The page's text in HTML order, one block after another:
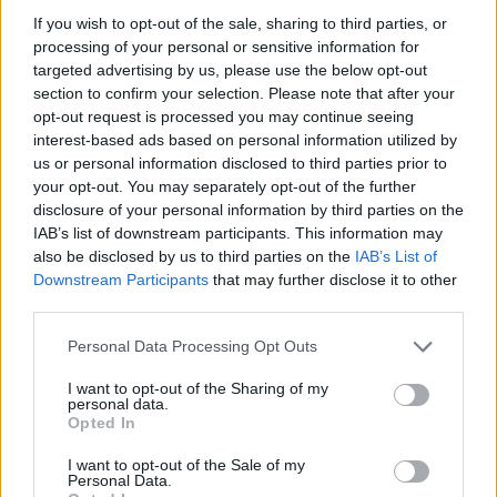
If you wish to opt-out of the sale, sharing to third parties, or
processing of your personal or sensitive information for
targeted advertising by us, please use the below opt-out
section to confirm your selection. Please note that after your
opt-out request is processed you may continue seeing
interest-based ads based on personal information utilized by
us or personal information disclosed to third parties prior to
your opt-out. You may separately opt-out of the further
disclosure of your personal information by third parties on the
IAB’s list of downstream participants. This information may
also be disclosed by us to third parties on the IAB’s List of
Downstream Participants that may further disclose it to other
Personal Data Processing Opt Outs
I want to opt-out of the Sharing of my
personal data.
Opted In
I want to opt-out of the Sale of my
Personal Data.
acomete la obra civil para alumbrado público, baja
tensión y telecomunicaciones. El alumbrado será
renovado en su totalidad, con nueva instalación de
luminarias LED, ganando en eficiencia energética y
calidad de luz.
Las obras, que tienen un período de ejecución de cinco
meses, y fueron adjudicadas a la empresa Hermanos
García Alamo S.L., cuentan con un presupuesto de
inversión de 557.000 euros.
servicios de fin de semana para
impulsar el comienzo de la campaña
navideña
Guaguas Municipales intensificará durante la campaña
de Navidad, que este viernes comienza de manera